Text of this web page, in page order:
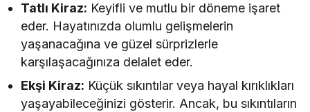
Tatlı Kiraz: Keyifli ve mutlu bir döneme işaret
eder. Hayatınızda olumlu gelişmelerin
yaşanacağına ve güzel sürprizlerle
karşılaşacağınıza delalet eder.
Ekşi Kiraz: Küçük sıkıntılar veya hayal kırıklıkları
yaşayabileceğinizi gösterir. Ancak, bu sıkıntıların